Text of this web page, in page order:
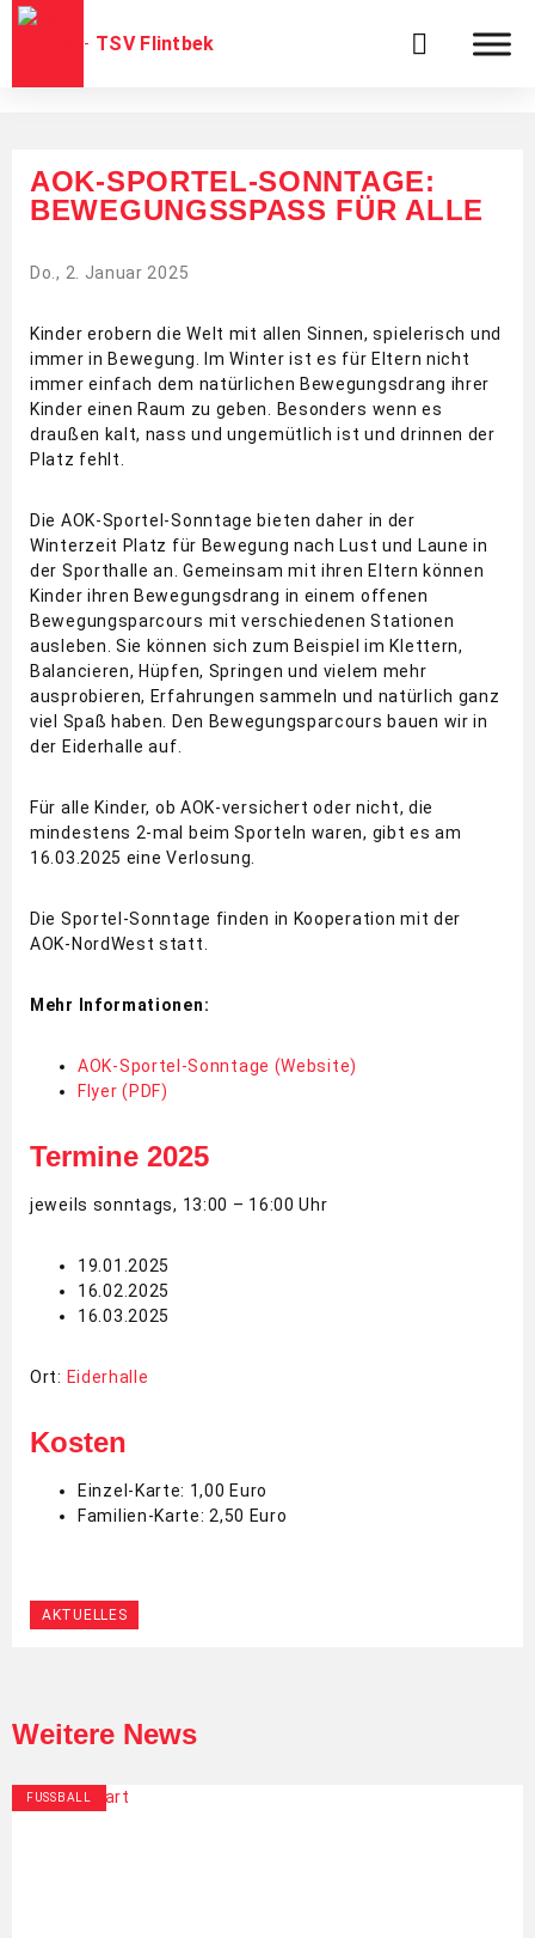
TSV Flintbek
AOK-SPORTEL-SONNTAGE:
BEWEGUNGSSPASS FÜR ALLE
Do., 2. Januar 2025
Kinder erobern die Welt mit allen Sinnen, spielerisch und
immer in Bewegung. Im Winter ist es für Eltern nicht
immer einfach dem natürlichen Bewegungsdrang ihrer
Kinder einen Raum zu geben. Besonders wenn es
draußen kalt, nass und ungemütlich ist und drinnen der
Platz fehlt.
Die AOK-Sportel-Sonntage bieten daher in der
Winterzeit Platz für Bewegung nach Lust und Laune in
der Sporthalle an. Gemeinsam mit ihren Eltern können
Kinder ihren Bewegungsdrang in einem offenen
Bewegungsparcours mit verschiedenen Stationen
ausleben. Sie können sich zum Beispiel im Klettern,
Balancieren, Hüpfen, Springen und vielem mehr
ausprobieren, Erfahrungen sammeln und natürlich ganz
viel Spaß haben. Den Bewegungsparcours bauen wir in
der Eiderhalle auf.
Für alle Kinder, ob AOK-versichert oder nicht, die
mindestens 2-mal beim Sporteln waren, gibt es am
16.03.2025 eine Verlosung.
Die Sportel-Sonntage finden in Kooperation mit der
AOK-NordWest statt.
Mehr Informationen:
AOK-Sportel-Sonntage (Website)
Flyer (PDF)
Termine 2025
jeweils sonntags, 13:00 – 16:00 Uhr
19.01.2025
16.02.2025
16.03.2025
Ort: Eiderhalle
Kosten
Einzel-Karte: 1,00 Euro
Familien-Karte: 2,50 Euro
AKTUELLES
Weitere News
FUSSBALL